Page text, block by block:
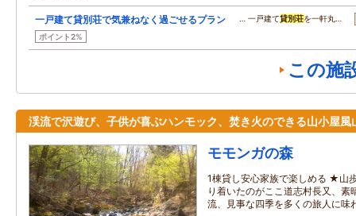
一戸建て貸別荘で気兼ねなく過ごせるプラン
ポイント2%
… 一戸建て貸別荘を一軒丸…
この施
渓流で沢遊び、子供が喜ぶハンモック、焚き火のできる山小屋風
モモンガの森
1棟貸し安心家族で楽しめる ★山
り着いたのがここ道志村長又、素
流、見事な四季を多くの旅人に味